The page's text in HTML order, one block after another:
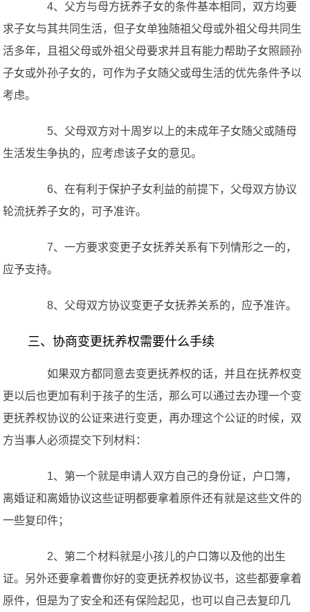
4、父方与母方抚养子女的条件基本相同，双方均要
求子女与其共同生活，但子女单独随祖父母或外祖父母共同生
活多年，且祖父母或外祖父母要求并且有能力帮助子女照顾孙
子女或外孙子女的，可作为子女随父或母生活的优先条件予以
考虑。
5、父母双方对十周岁以上的未成年子女随父或随母
生活发生争执的，应考虑该子女的意见。
6、在有利于保护子女利益的前提下，父母双方协议
轮流抚养子女的，可予准许。
7、一方要求变更子女抚养关系有下列情形之一的，
应予支持。
8、父母双方协议变更子女抚养关系的，应予准许。
三、协商变更抚养权需要什么手续
如果双方都同意去变更抚养权的话，并且在抚养权变
更以后也更加有利于孩子的生活，那么可以通过去办理一个变
更抚养权协议的公证来进行变更，再办理这个公证的时候，双
方当事人必须提交下列材料：
1、第一个就是申请人双方自己的身份证，户口簿，
离婚证和离婚协议这些证明都要拿着原件还有就是这些文件的
一些复印件；
2、第二个材料就是小孩儿的户口簿以及他的出生
证。另外还要拿着曹你好的变更抚养权协议书，这些都要拿着
原件，但是为了安全和还有保险起见，也可以自己去复印几